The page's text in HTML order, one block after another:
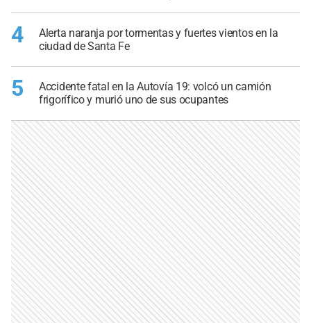
4
Alerta naranja por tormentas y fuertes vientos en la
ciudad de Santa Fe
5
Accidente fatal en la Autovía 19: volcó un camión
frigorífico y murió uno de sus ocupantes